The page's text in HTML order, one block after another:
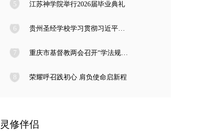
5 江苏神学院举行2026届毕业典礼
6 贵州圣经学校学习贯彻习近平总书记在庆祝中国共产党成立105周年大会上的重要讲话精神
7 重庆市基督教两会召开“学法规、守戒律、重修为、树形象” 教育活动总结会
8 荣耀呼召践初心 肩负使命启新程
灵修伴侣